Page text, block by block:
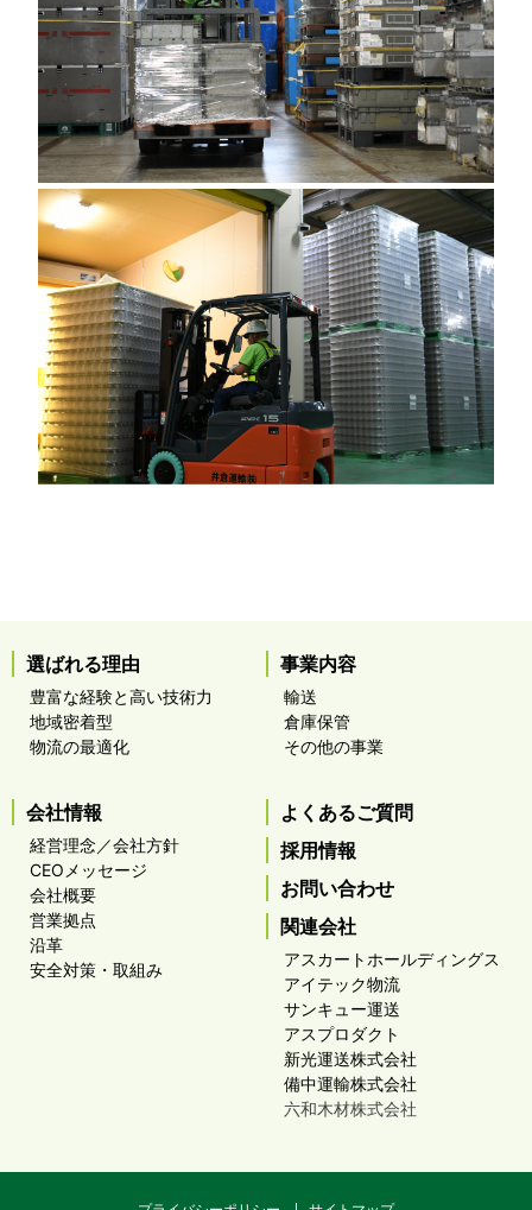
選ばれる理由
豊富な経験と高い技術力
地域密着型
物流の最適化
事業内容
輸送
倉庫保管
その他の事業
会社情報
経営理念／会社方針
CEOメッセージ
会社概要
営業拠点
沿革
安全対策・取組み
よくあるご質問
採用情報
お問い合わせ
関連会社
アスカートホールディングス
アイテック物流
サンキュー運送
アスプロダクト
新光運送株式会社
備中運輸株式会社
六和木材株式会社